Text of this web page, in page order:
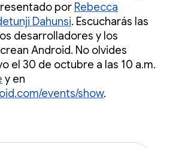
por Rebecca
Dahunsi. Escucharás las
desarrolladores y los
Android. No olvides
el 30 de octubre a las 10 a.m.
y en
events/show.